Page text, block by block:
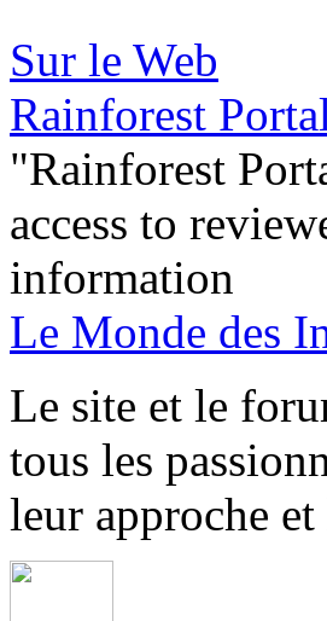
Sur le Web
Rainforest
"Rainforest
access to
information
Le Monde des
Le site et le
tous les
leur approche